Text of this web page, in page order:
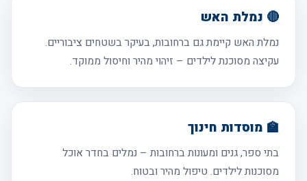
🔴 נמלת האש
נמלת האש קיימת גם ברחובות, בעיקר בשטחים ציבוריים.
עקיצה מסוכנת לילדים – זיהוי מהיר וחיסול ממוקד.
🏫 מוסדות חינוך
בתי ספר, גנים ומעונות ברחובות – נמלים בחדר אוכל
מסוכנות לילדים. טיפול מהיר ובטוח.